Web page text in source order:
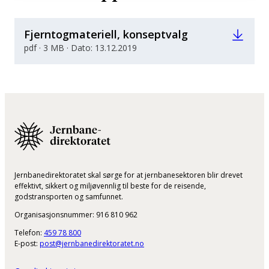
Fjerntogmateriell, konseptvalg
pdf · 3 MB · Dato: 13.12.2019
Jernbanedirektoratet skal sørge for at jernbanesektoren blir drevet
effektivt, sikkert og miljøvennlig til beste for de reisende,
godstransporten og samfunnet.
Organisasjonsnummer: 916 810 962
Telefon: 459 78 800
E-post: post@jernbanedirektoratet.no